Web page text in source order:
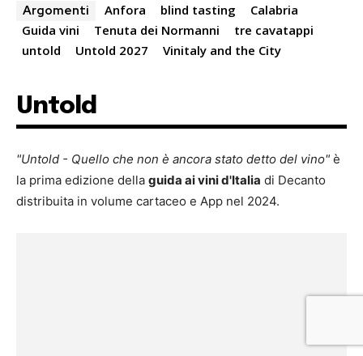
Argomenti Anfora blind tasting
Calabria
Guida vini
Tenuta dei Normanni
tre cavatappi
untold
Untold 2027 Vinitaly and the City
Untold
"Untold - Quello che non è ancora stato detto del vino" è
la prima edizione della guida ai vini d'Italia di Decanto
distribuita in volume cartaceo e App nel 2024.